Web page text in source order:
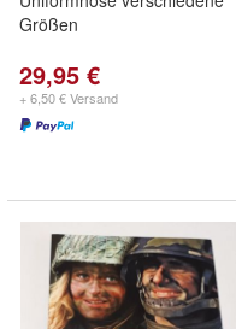
Größen
29,95 €
+ 6,50 € Versand